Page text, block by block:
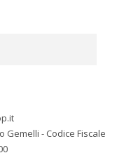
- Codice Fiscale